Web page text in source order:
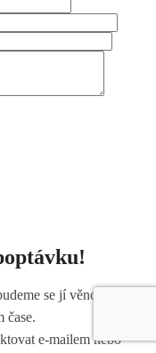
se jí věnovat v
čase.
e-mailem nebo